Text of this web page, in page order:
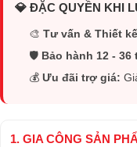
💎 ĐẶC QUYỀN KHI
🎨Tư vấn & Thiết
🛡️ Bảo hành 12 - 36
💰Ưu đãi trợ giá:
1. GIA CÔNG SẢN